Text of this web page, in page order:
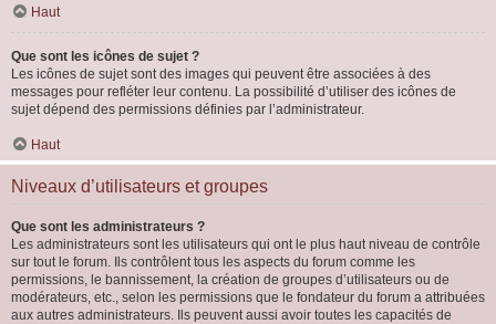
Haut
Que sont les icônes de sujet ?
Les icônes de sujet sont des images qui peuvent être associées à des
messages pour refléter leur contenu. La possibilité d’utiliser des icônes de
sujet dépend des permissions définies par l’administrateur.
Haut
Niveaux d’utilisateurs et groupes
Que sont les administrateurs ?
Les administrateurs sont les utilisateurs qui ont le plus haut niveau de contrôle
sur tout le forum. Ils contrôlent tous les aspects du forum comme les
permissions, le bannissement, la création de groupes d’utilisateurs ou de
modérateurs, etc., selon les permissions que le fondateur du forum a attribuées
aux autres administrateurs. Ils peuvent aussi avoir toutes les capacités de